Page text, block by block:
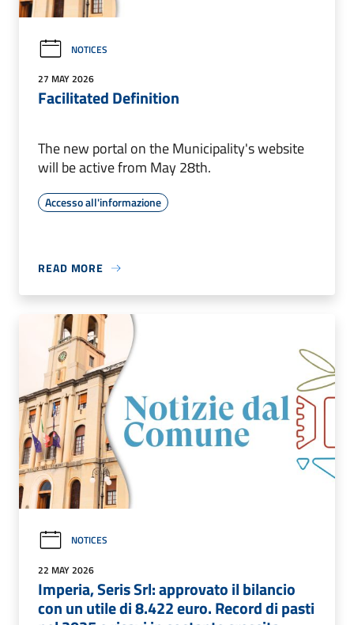
NOTICES
27 MAY 2026
Facilitated Definition
The new portal on the Municipality's website
will be active from May 28th.
Accesso all'informazione
READ MORE
NOTICES
22 MAY 2026
Imperia, Seris Srl: approvato il bilancio
con un utile di 8.422 euro. Record di pasti